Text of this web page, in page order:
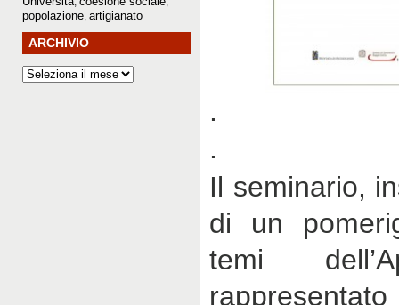
popolazione artigianato
ARCHIVIO
.
.
Il seminario,
di un
temi